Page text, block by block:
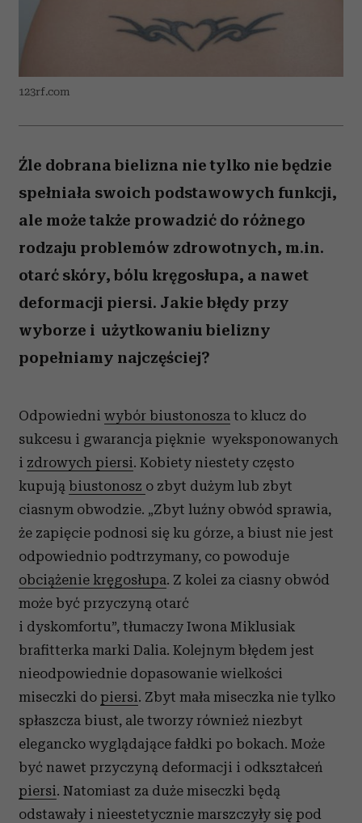
123rf.com
Źle dobrana bielizna nie tylko nie będzie
spełniała swoich podstawowych funkcji,
ale może także prowadzić do różnego
rodzaju problemów zdrowotnych, m.in.
otarć skóry, bólu kręgosłupa, a nawet
deformacji piersi. Jakie błędy przy
wyborze i użytkowaniu bielizny
popełniamy najczęściej?
Odpowiedni wybór biustonosza to klucz do
sukcesu i gwarancja pięknie wyeksponowanych
i zdrowych piersi. Kobiety niestety często
kupują biustonosz o zbyt dużym lub zbyt
ciasnym obwodzie. „Zbyt luźny obwód sprawia,
że zapięcie podnosi się ku górze, a biust nie jest
odpowiednio podtrzymany, co powoduje
obciążenie kręgosłupa. Z kolei za ciasny obwód
może być przyczyną otarć
i dyskomfortu”, tłumaczy Iwona Miklusiak
brafitterka marki Dalia. Kolejnym błędem jest
nieodpowiednie dopasowanie wielkości
miseczki do piersi. Zbyt mała miseczka nie tylko
spłaszcza biust, ale tworzy również niezbyt
elegancko wyglądające fałdki po bokach. Może
być nawet przyczyną deformacji i odkształceń
piersi. Natomiast za duże miseczki będą
odstawały i nieestetycznie marszczyły się pod